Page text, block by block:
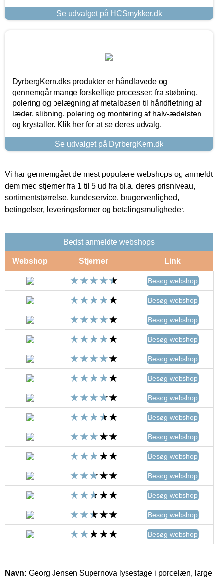
Se udvalget på HCSmykker.dk
DyrbergKern.dks produkter er håndlavede og
gennemgår mange forskellige processer: fra støbning,
polering og belægning af metalbasen til håndfletning af
læder, slibning, polering og montering af halv-ædelsten
og krystaller. Klik her for at se deres udvalg.
Se udvalget på DyrbergKern.dk
Vi har gennemgået de mest populære webshops og anmeldt
dem med stjerner fra 1 til 5 ud fra bl.a. deres prisniveau,
sortimentstørrelse, kundeservice, brugervenlighed,
betingelser, leveringsformer og betalingsmuligheder.
Bedst anmeldte webshops
Webshop Stjerner Link
Besøg webshop
Besøg webshop
Besøg webshop
Besøg webshop
Besøg webshop
Besøg webshop
Besøg webshop
Besøg webshop
Besøg webshop
Besøg webshop
Besøg webshop
Besøg webshop
Besøg webshop
Besøg webshop
Navn: Georg Jensen Supernova lysestage i porcelæn, large